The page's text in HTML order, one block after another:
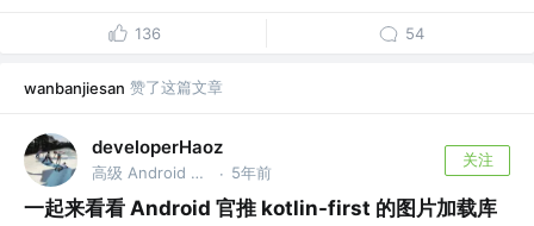
136 54
wanbanjiesan 赞了这篇文章
developerHaoz
高级 Android 工程师 @Tencent · 5年前
关注
一起来看看 Android 官推 kotlin-first 的图片加载库